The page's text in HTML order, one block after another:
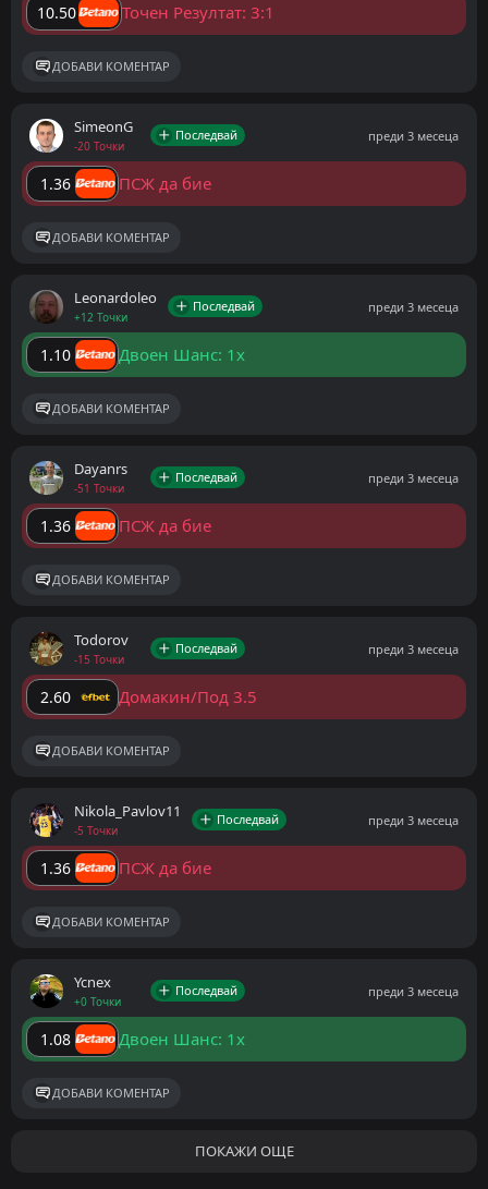
10.50 Точен Резултат: 3:1
ДОБАВИ КОМЕНТАР
SimeonG
-20 Точки
Последвай преди 3 месеца
1.36 ПСЖ да бие
ДОБАВИ КОМЕНТАР
Leonardoleo
+12 Точки
Последвай преди 3 месеца
1.10 Двоен Шанс: 1x
ДОБАВИ КОМЕНТАР
Dayanrs
-51 Точки
Последвай преди 3 месеца
1.36 ПСЖ да бие
ДОБАВИ КОМЕНТАР
Todorov
-15 Точки
Последвай преди 3 месеца
2.60 Домакин/Под 3.5
ДОБАВИ КОМЕНТАР
Nikola_Pavlov11
-5 Точки
Последвай преди 3 месеца
1.36 ПСЖ да бие
ДОБАВИ КОМЕНТАР
Ycnex
+0 Точки
Последвай преди 3 месеца
1.08 Двоен Шанс: 1x
ДОБАВИ КОМЕНТАР
ПОКАЖИ ОЩЕ